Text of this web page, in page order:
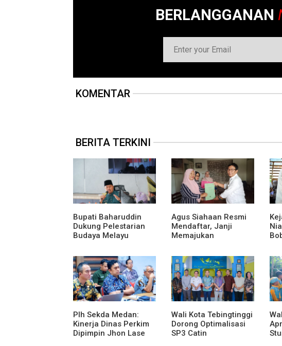
BERLANGGANAN
KOMENTAR
BERITA TERKINI
Bupati Baharuddin
Dukung Pelestarian
Budaya Melayu
Bertanjak Jilid 7
Agus Siahaan Resmi
Mendaftar, Janji
Memajukan
Karya Tulis Se-Sumut
Ori
Plh Sekda Medan:
Kinerja Dinas Perkim
Dipimpin Jhon Lase
Wali Kota Tebingtinggi
Dorong Optimalisasi
SP3 Catin